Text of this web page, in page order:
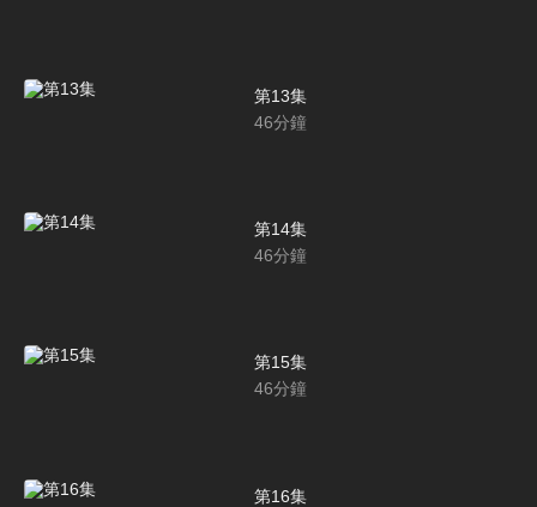
第13集
46分鐘
第14集
46分鐘
第15集
46分鐘
第16集